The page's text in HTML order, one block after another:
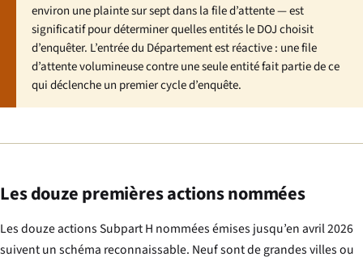
environ une plainte sur sept dans la file d’attente — est
significatif pour déterminer quelles entités le DOJ choisit
d’enquêter. L’entrée du Département est réactive : une file
d’attente volumineuse contre une seule entité fait partie de ce
qui déclenche un premier cycle d’enquête.
Les douze premières actions nommées
Les douze actions Subpart H nommées émises jusqu’en avril 2026
suivent un schéma reconnaissable. Neuf sont de grandes villes ou